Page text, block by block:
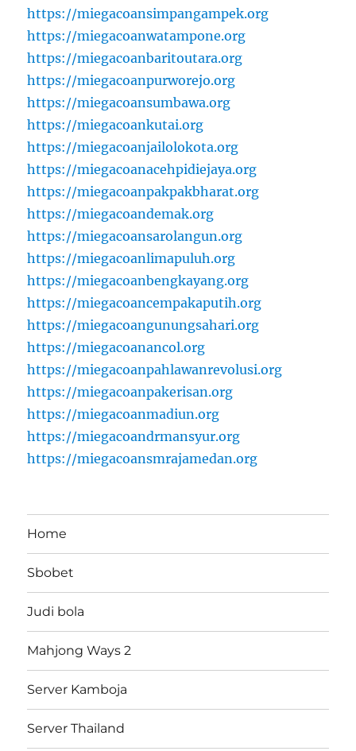
https://miegacoansimpangampek.org
https://miegacoanwatampone.org
https://miegacoanbaritoutara.org
https://miegacoanpurworejo.org
https://miegacoansumbawa.org
https://miegacoankutai.org
https://miegacoanjailolokota.org
https://miegacoanacehpidiejaya.org
https://miegacoanpakpakbharat.org
https://miegacoandemak.org
https://miegacoansarolangun.org
https://miegacoanlimapuluh.org
https://miegacoanbengkayang.org
https://miegacoancempakaputih.org
https://miegacoangunungsahari.org
https://miegacoanancol.org
https://miegacoanpahlawanrevolusi.org
https://miegacoanpakerisan.org
https://miegacoanmadiun.org
https://miegacoandrmansyur.org
https://miegacoansmrajamedan.org
Home
Sbobet
Judi bola
Mahjong Ways 2
Server Kamboja
Server Thailand